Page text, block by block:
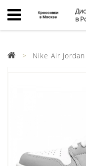
в
Nike Air Jordan